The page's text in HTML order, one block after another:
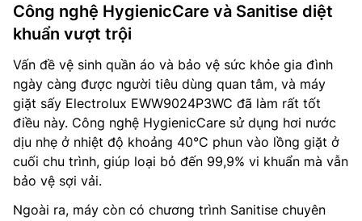
Công nghệ HygienicCare và Sanitise diệt
khuẩn vượt trội
Vấn đề vệ sinh quần áo và bảo vệ sức khỏe gia đình
ngày càng được người tiêu dùng quan tâm, và máy
giặt sấy Electrolux EWW9024P3WC đã làm rất tốt
điều này. Công nghệ HygienicCare sử dụng hơi nước
dịu nhẹ ở nhiệt độ khoảng 40°C phun vào lồng giặt ở
cuối chu trình, giúp loại bỏ đến 99,9% vi khuẩn mà vẫn
bảo vệ sợi vải.
Ngoài ra, máy còn có chương trình Sanitise chuyên